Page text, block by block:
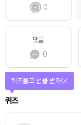
0
댓글
0
퀴즈
퀴즈풀고 선물 받자!